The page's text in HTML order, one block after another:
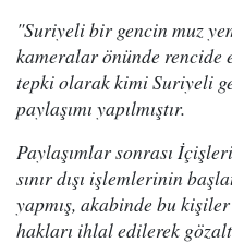
"Suriyeli bir gencin muz
kameralar önünde rencide
tepki olarak kimi Suriyeli
paylaşımı yapılmıştır.
Paylaşımlar sonrası
sınır dışı işlemlerinin
yapmış, akabinde bu
hakları ihlal edilerek